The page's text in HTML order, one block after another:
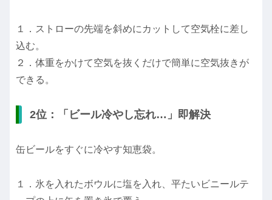
１．ストローの先端を斜めにカットして空気栓に差し
込む。
２．体重をかけて空気を抜くだけで簡単に空気抜きが
できる。
2位：「ビール冷やし忘れ…」即解決
缶ビールをすぐに冷やす知恵袋。
１．氷を入れたボウルに塩を入れ、平たいビニールテ